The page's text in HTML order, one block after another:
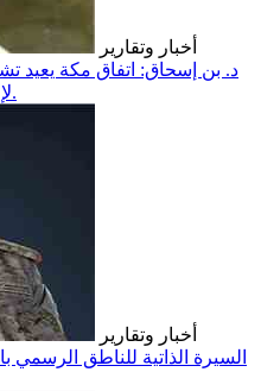
أخبار وتقارير
د. بن إسحاق: اتفاق مكة يعيد
لإعادة تحريك خارطة الطريق اليمنية.
أخبار وتقارير
السيرة الذاتية للناطق الرسمي